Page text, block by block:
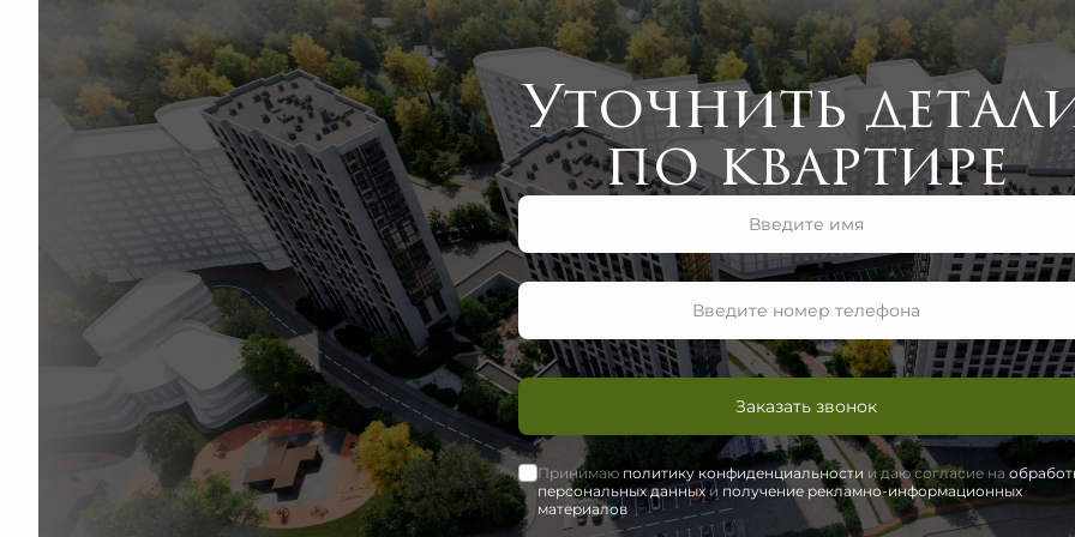
Уточнить
по квартире
Заказать звонок
Принимаю политику конфиденциальности и даю согласие на
персональных данныхи получение рекламно-информационных
материалов